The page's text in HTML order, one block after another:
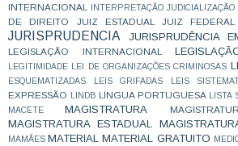
INTERNACIONAL INTERPRETAÇÃO JUDICIALIZAÇÃO
DE DIREITO
JUIZ ESTADUAL JUIZ FEDERAL
JURISPRUDENCIA JURISPRUDÊNCIA
LEGISLAÇÃO INTERNACIONAL
LEGITIMIDADE LEI DE ORGANIZAÇÕES CRIMINOSAS
ESQUEMATIZADAS
LEIS GRIFADAS LEIS
EXPRESSÃO
LINDB LÍNGUA PORTUGUESA LISTA
MACETE MAGISTRATURA
MAGISTRATURA ESTADUAL
MAMÃES MATERIAL MATERIAL GRATUITO